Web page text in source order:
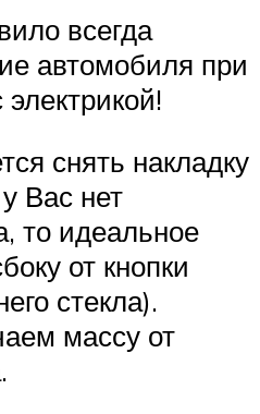
всегда
автомобиля при
снять накладку
Вас нет
то идеальное
от кнопки
стекла).
массу от